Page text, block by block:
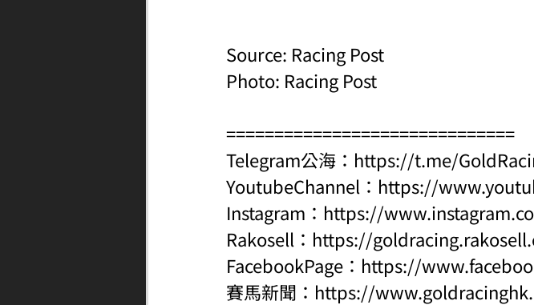
Source: Racing Post
Photo: Racing Post
==============================
Telegram公海： https://t.me/
YoutubeChannel： https://
Instagram： https://
Rakosell： https://
FacebookPage： https://
賽馬新聞： https://